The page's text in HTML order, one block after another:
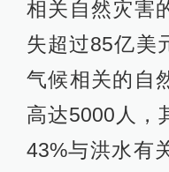
相关自然灾害
失超过85亿美
气候相关的自
高达5000人，
43%与洪水有